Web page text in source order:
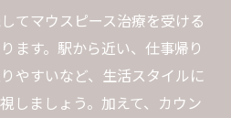
てマウスピース治療を受ける
ます。駅から近い、仕事帰り
やすいなど、生活スタイルに
しましょう。加えて、カウン